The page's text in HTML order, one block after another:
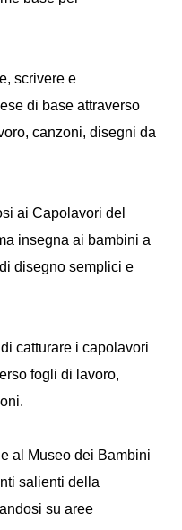
scrivere e
di base attraverso
canzoni, disegni da
ai Capolavori del
insegna ai bambini a
disegno semplici e
catturare i capolavori
fogli di lavoro,
al Museo dei Bambini
salienti della
su aree